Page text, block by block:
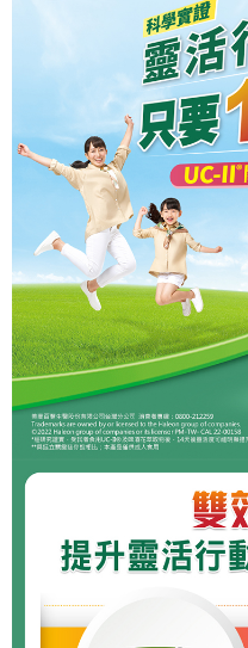
台灣樂天信用卡公司
【大哥付你分期使用說明】
1.本服務由台灣大哥大提供，台
2.付款方式選擇「大哥付你分期
流程，驗證手機門號後，選擇欲分
成交易。
3.實際核准額度、可分期數及費
4.訂單成立30分鐘內，如未前往
消。如遇「轉專審核」未通過狀
法說明評估內容。
【繳款方式說明】
1.分期款項不併入電信帳單，「大
醒簡訊。
2.透過簡訊連結打開帳單後，可
帳／街口支付／iPASS MONEY」
【注意事項】
1.本服務係由「台灣大哥大股份
用戶於交易時，得透過本服務購
買賣價金債權讓與本公司後，依
2.基於同意付款使用「大哥付你
資料（包含姓名、電話或地址）
由本公司與您本人進行分期帳單
3.完整用戶服務條款，請詳閱以下
AFTEE先享後付
相關說明
【關於「AFTEE先享後付」】
AFTEE先享後付是「在收到商品
便利好安心！
１．簡單：不需註冊會員、不需綁
２．便利：只要手機號碼，簡訊認
３．安心：先確認商品／服務後
【「AFTEE先享後付」結帳流程】
１．於結帳方式選擇「AFTEE先
結帳頁面，進行簡訊認證並確認金
２．訂單成立數日內，您將收到繳
３．收到繳費通知簡訊後14天內
ATM／網路銀行／等多元方式進
※ 請注意：結帳手續完成當下不
※ 交易是否成功請以「AFTEE先
是否繳費成功／繳費後需取消欲
客戶支援中心」 https://
１．透過由恩沛科技股份有限公
易，需依本服務之必要範圍內提
ATM付款
運送方式
付款後全家取貨
每筆NT$65，滿NT$499(含以
付款後萊爾富取貨
每筆NT$65，滿NT$799(含以
付款後7-11取貨
每筆NT$80，滿NT$999(含以